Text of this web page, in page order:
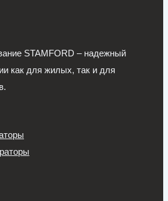
STAMFORD – надежный
как для жилых, так и для